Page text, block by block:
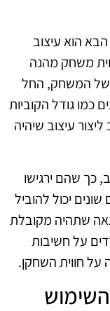
הוא עיצוב
משחק מהנה
של המשחק, החל
כמו גודל הקוביות
עיצוב שיהיה
כך שהם ירגישו
יכול להוביל
שתהיה מקובלת
על חשיבות
חווית השחקן.